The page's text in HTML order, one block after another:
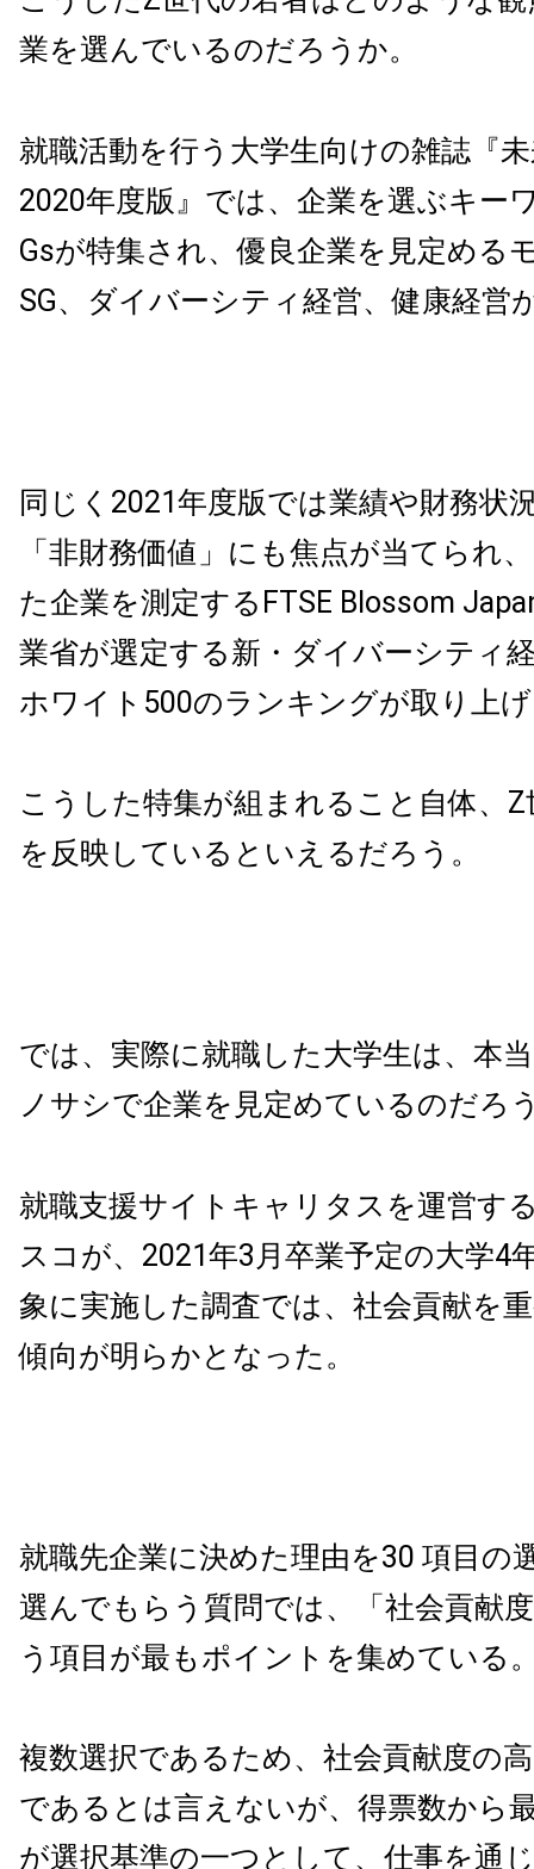
業を選んでいるのだろうか。
就職活動を行う大学生向けの雑誌『
2020年度版』では、企業を選ぶキー
Gsが特集され、優良企業を見定める
SG、ダイバーシティ経営、健康経営
同じく2021年度版では業績や財務状
「非財務価値」にも焦点が当てられ
た企業を測定するFTSE Blossom
業省が選定する新・ダイバーシティ
ホワイト500のランキングが取り上
こうした特集が組まれること自体、
を反映しているといえるだろう。
では、実際に就職した大学生は、本
ノサシで企業を見定めているのだろ
就職支援サイトキャリタスを運営す
スコが、2021年3月卒業予定の大学4
象に実施した調査では、社会貢献を
傾向が明らかとなった。
就職先企業に決めた理由を30 項目の
選んでもらう質問では、「社会貢献
う項目が最もポイントを集めている
複数選択であるため、社会貢献度の
であるとは言えないが、得票数から
が選択基準の一つとして、仕事を通